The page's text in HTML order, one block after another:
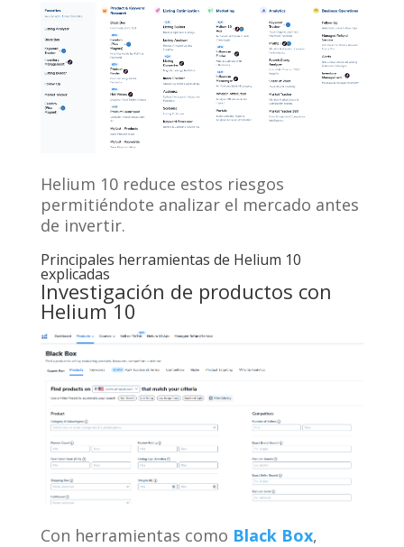
Helium 10 reduce estos riesgos
permitiéndote analizar el mercado antes
de invertir.
Principales herramientas de Helium 10
explicadas
Investigación de productos con
Helium 10
Con herramientas como Black Box,